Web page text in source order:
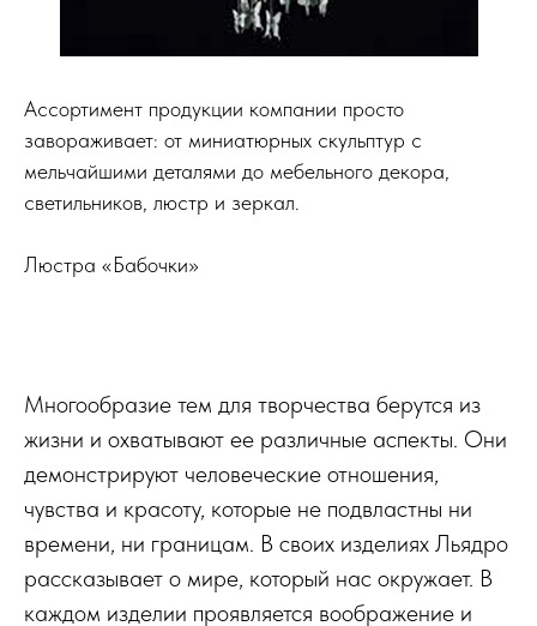
Ассортимент продукции компании просто
завораживает: от миниатюрных скульптур с
мельчайшими деталями до мебельного декора,
светильников, люстр и зеркал.
Люстра «Бабочки»
Многообразие тем для творчества берутся из
жизни и охватывают ее различные аспекты. Они
демонстрируют человеческие отношения,
чувства и красоту, которые не подвластны ни
времени, ни границам. В своих изделиях Льядро
рассказывает о мире, который нас окружает. В
каждом изделии проявляется воображение и